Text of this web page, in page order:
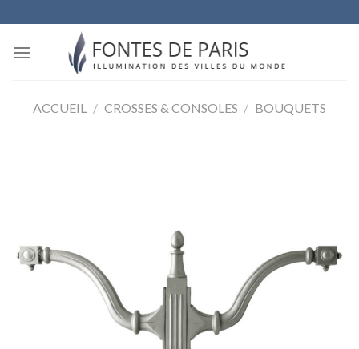
to
content
ACCUEIL / CROSSES & CONSOLES / BOUQUETS